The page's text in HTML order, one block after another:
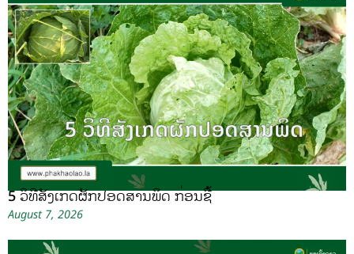
5 ວິທີສັງເກດຜັກປອດສານພິດ ກ່ອນຊື້
August 7, 2026